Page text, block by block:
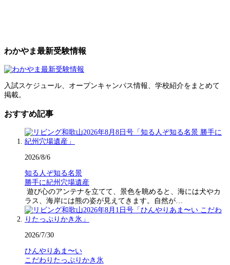
わかやま最新受験情報
入試スケジュール、オープンキャンパス情報、学校紹介をまとめて
掲載。
おすすめ記事
2026/8/6
知る人ぞ知る名景
勝手に紀州穴場遺産
遊び心のアンテナを立てて、景色を眺めると、海には犬やカ
ラス、海岸には熊の姿が見えてきます。自然が…
2026/7/30
ひんやりあま〜い
こだわりたっぷりかき氷